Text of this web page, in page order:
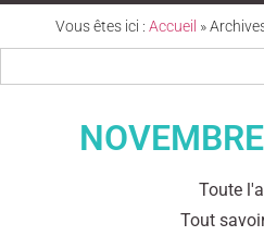
Vous êtes ici : Accueil »
Toute
Tout